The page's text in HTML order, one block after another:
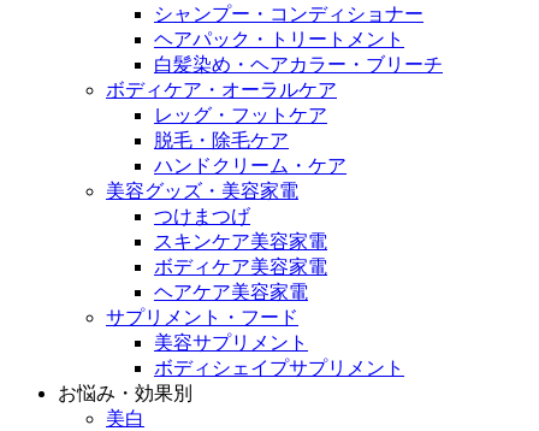
シャンプー・コンディショナー
ヘアパック・トリートメント
白髪染め・ヘアカラー・ブリーチ
ボディケア・オーラルケア
レッグ・フットケア
脱毛・除毛ケア
ハンドクリーム・ケア
美容グッズ・美容家電
つけまつげ
スキンケア美容家電
ボディケア美容家電
ヘアケア美容家電
サプリメント・フード
美容サプリメント
ボディシェイプサプリメント
お悩み・効果別
美白